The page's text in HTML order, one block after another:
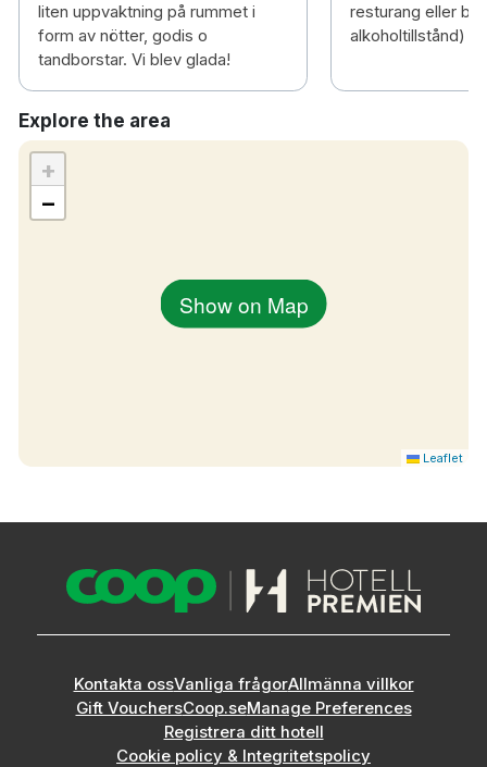
liten uppvaktning på rummet i
form av nötter, godis o
tandborstar. Vi blev glada!
resturang eller
alkoholtillstånd)
Explore the area
Show on Map
+
−
Leaflet
Kontakta ossVanliga frågorAllmänna villkor
Gift VouchersCoop.seManage Preferences
Registrera ditt hotell
Cookie policy & Integritetspolicy